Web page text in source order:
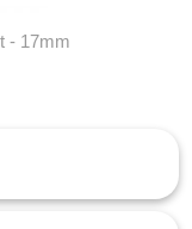
- 17mm